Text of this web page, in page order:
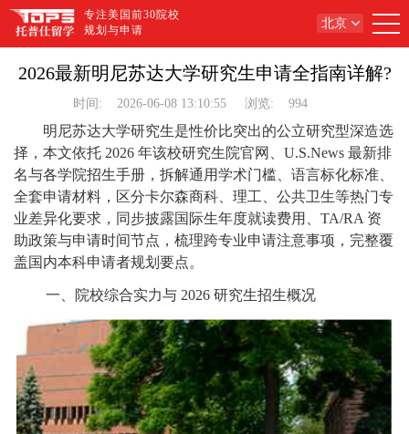
专注美国前30院校
规划与申请
北京
2026最新明尼苏达大学研究生申请全指南详解?
时间: 2026-06-08 13:10:55 浏览: 994
明尼苏达大学研究生是性价比突出的公立研究型深造选
择，本文依托 2026 年该校研究生院官网、U.S.News 最新排
名与各学院招生手册，拆解通用学术门槛、语言标化标准、
全套申请材料，区分卡尔森商科、理工、公共卫生等热门专
业差异化要求，同步披露国际生年度就读费用、TA/RA 资
助政策与申请时间节点，梳理跨专业申请注意事项，完整覆
盖国内本科申请者规划要点。
一、院校综合实力与 2026 研究生招生概况